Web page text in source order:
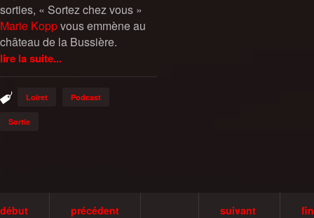
sorties, « Sortez chez vous »
Marie Koppvous emmène au
château de la Bussière.
lire la suite...
Loiret Podcast
Sortie
début précédent suivant fin